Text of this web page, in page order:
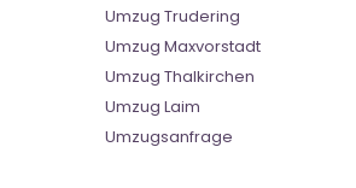
Umzug Trudering
Umzug Maxvorstadt
Umzug Thalkirchen
Umzug Laim
Umzugsanfrage